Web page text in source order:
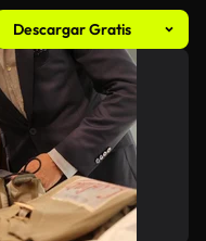
Descargar Gratis